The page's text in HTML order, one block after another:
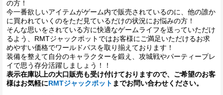
の方！
今一番欲しいアイテムがゲーム内で販売されているのに、他の誰か
に買われていくのをただ見ているだけの状況にお悩みの方！
そんな思いをされている方に快適なゲームライフを送っていただけ
るよう、RMTジャックポットではお客様にご満足いただけるお求
めやすい価格でワールドパスを取り揃えております！
装備を整えて自分のキャラクターを鍛え、攻城戦やパーティープレ
イで思う存分活躍しましょう！！
表示在庫以上の大口販売も受け付けておりますので、ご希望のお客
様はお気軽にRMTジャックポット までお問い合わせください。